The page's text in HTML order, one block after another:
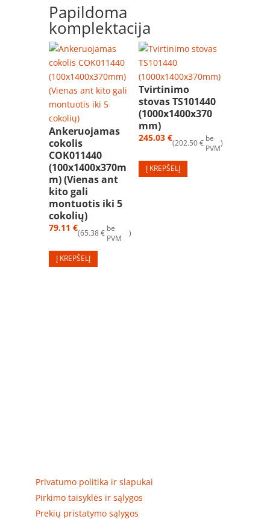
Papildoma
komplektacija
Ankeruojamas
cokolis
COK011440
(100x1400x370m
m) (Vienas ant
kito gali
montuotis iki 5
cokolių)
79.11 € 65.38€ be
PVM
Į KREPŠELĮ
Tvirtinimo
stovas TS101440
(1000x1400x370
mm)
245.03 € 202.50€ be
PVM
Į KREPŠELĮ
Privatumo politika ir slapukai
Pirkimo taisyklės ir sąlygos
Prekių pristatymo sąlygos